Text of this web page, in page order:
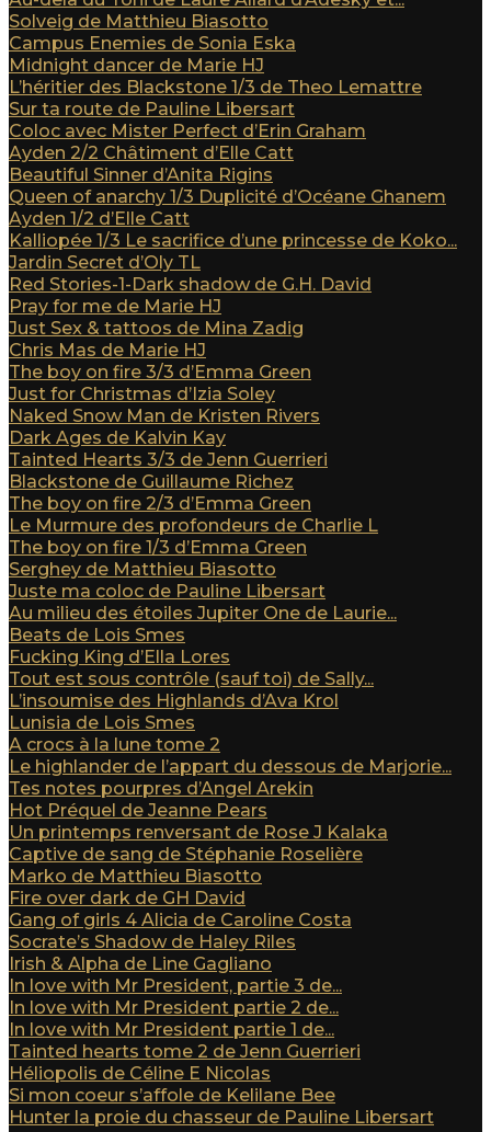
Solveig de Matthieu Biasotto
Campus Enemies de Sonia Eska
Midnight dancer de Marie HJ
L’héritier des Blackstone 1/3 de Theo Lemattre
Sur ta route de Pauline Libersart
Coloc avec Mister Perfect d’Erin Graham
Ayden 2/2 Châtiment d’Elle Catt
Beautiful Sinner d’Anita Rigins
Queen of anarchy 1/3 Duplicité d’Océane Ghanem
Ayden 1/2 d’Elle Catt
Kalliopée 1/3 Le sacrifice d’une princesse de Koko...
Jardin Secret d’Oly TL
Red Stories-1-Dark shadow de G.H. David
Pray for me de Marie HJ
Just Sex & tattoos de Mina Zadig
Chris Mas de Marie HJ
The boy on fire 3/3 d’Emma Green
Just for Christmas d’Izia Soley
Naked Snow Man de Kristen Rivers
Dark Ages de Kalvin Kay
Tainted Hearts 3/3 de Jenn Guerrieri
Blackstone de Guillaume Richez
The boy on fire 2/3 d’Emma Green
Le Murmure des profondeurs de Charlie L
The boy on fire 1/3 d’Emma Green
Serghey de Matthieu Biasotto
Juste ma coloc de Pauline Libersart
Au milieu des étoiles Jupiter One de Laurie...
Beats de Lois Smes
Fucking King d’Ella Lores
Tout est sous contrôle (sauf toi) de Sally...
L’insoumise des Highlands d’Ava Krol
Lunisia de Lois Smes
A crocs à la lune tome 2
Le highlander de l’appart du dessous de Marjorie...
Tes notes pourpres d’Angel Arekin
Hot Préquel de Jeanne Pears
Un printemps renversant de Rose J Kalaka
Captive de sang de Stéphanie Roselière
Marko de Matthieu Biasotto
Fire over dark de GH David
Gang of girls 4 Alicia de Caroline Costa
Socrate’s Shadow de Haley Riles
Irish & Alpha de Line Gagliano
In love with Mr President, partie 3 de...
In love with Mr President partie 2 de...
In love with Mr President partie 1 de...
Tainted hearts tome 2 de Jenn Guerrieri
Héliopolis de Céline E Nicolas
Si mon coeur s’affole de Kelilane Bee
Hunter la proie du chasseur de Pauline Libersart